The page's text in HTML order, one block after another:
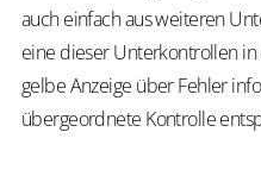
auch einfach aus weiteren
eine dieser Unterkontrollen
gelbe Anzeige über Fehler
übergeordnete Kontrolle